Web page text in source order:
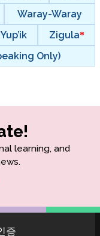
Waray-Waray
Yup’ik
Zigula
Only)
learning, and
증